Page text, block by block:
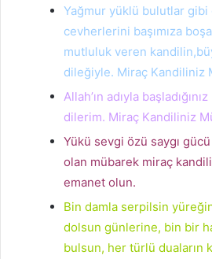
Yağmur yüklü bulutlar
cevherlerini başımıza
mutluluk veren
dileğiyle. Miraç Kandiliniz
Allah’ın adıyla
dilerim. Miraç Kandiliniz
Yükü sevgi özü saygı
olan mübarek miraç
emanet olun.
Bin damla serpilsin
dolsun günlerine, bin bir
bulsun, her türlü duaların